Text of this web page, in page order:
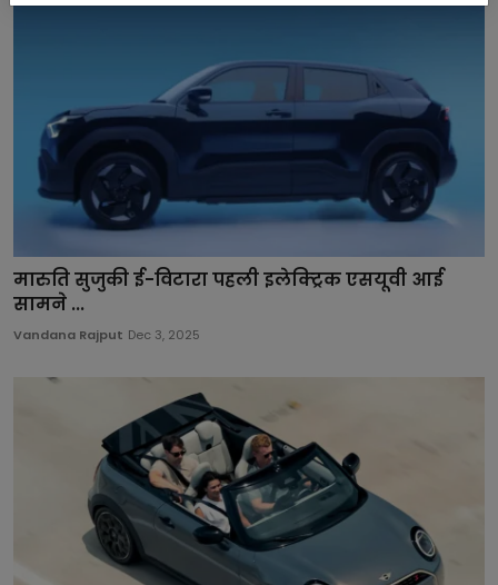
मारुति सुजुकी ई-विटारा पहली इलेक्ट्रिक एसयूवी आई
सामने ...
Vandana Rajput Dec 3, 2025